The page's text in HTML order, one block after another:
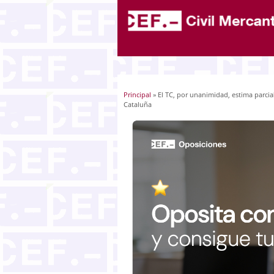
Usted está aquí
Principal » El TC, por unanimidad, estima
Cataluña